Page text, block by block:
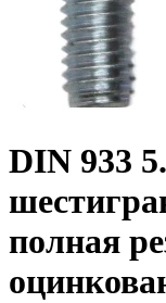
DIN 933
полная